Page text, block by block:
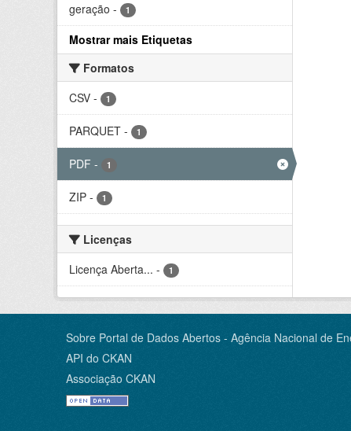
geração - 1
Mostrar mais Etiquetas
Formatos
CSV - 1
PARQUET - 1
PDF - 1
ZIP - 1
Licenças
Licença Aberta... - 1
Sobre Portal de Dados Abertos - Agência Nacional de
API do CKAN
Associação CKAN